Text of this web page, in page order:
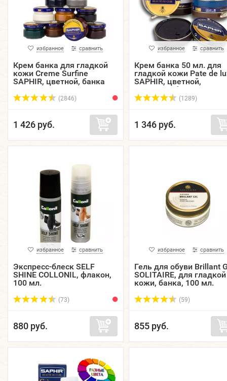
избранное сравнить
Крем банка для гладкой
кожи Creme Surfine
SAPHIR, цветной, банка
(2846)
1 426 руб.
избранное сравнить
Крем банка 50 мл. для
гладкой кожи Pate de
SAPHIR, цветной,
железная банка.
(1289)
1 346 руб.
избранное сравнить
Экспресс-блеск SELF
SHINE COLLONIL, флакон,
100 мл.
(73)
880 руб.
избранное сравнить
Гель для обуви Brillant
SOLITAIRE, для гладкой
кожи, банка, 100 мл.
(59)
855 руб.